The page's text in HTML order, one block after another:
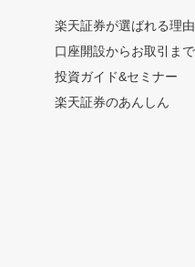
楽天証券が選ばれる理由
口座開設からお取引ま
投資ガイド&セミナー
楽天証券のあんしん